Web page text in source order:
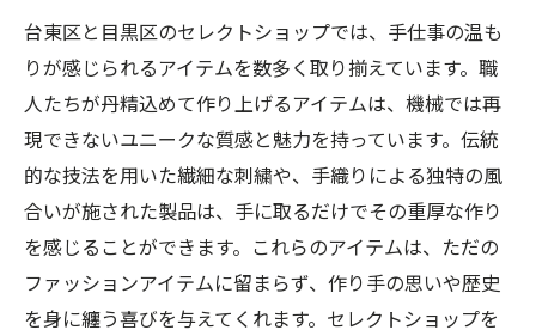
台東区と目黒区のセレクトショップでは、手仕事の温も
りが感じられるアイテムを数多く取り揃えています。職
人たちが丹精込めて作り上げるアイテムは、機械では再
現できないユニークな質感と魅力を持っています。伝統
的な技法を用いた繊細な刺繍や、手織りによる独特の風
合いが施された製品は、手に取るだけでその重厚な作り
を感じることができます。これらのアイテムは、ただの
ファッションアイテムに留まらず、作り手の思いや歴史
を身に纏う喜びを与えてくれます。セレクトショップを